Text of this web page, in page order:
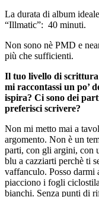
La durata di album
“Illmatic”: 40 minuti.
Non sono nè PMD e
più che sufficienti.
Il tuo livello di scrittura
mi raccontassi un po’
ispira? Ci sono dei
preferisci scrivere?
Non mi metto mai a
argomento. Non è un
parti, con gli argini, con
blu a cazziarti perchè ti
vaffanculo. Posso
piacciono i fogli
bianchi. Senza punti di